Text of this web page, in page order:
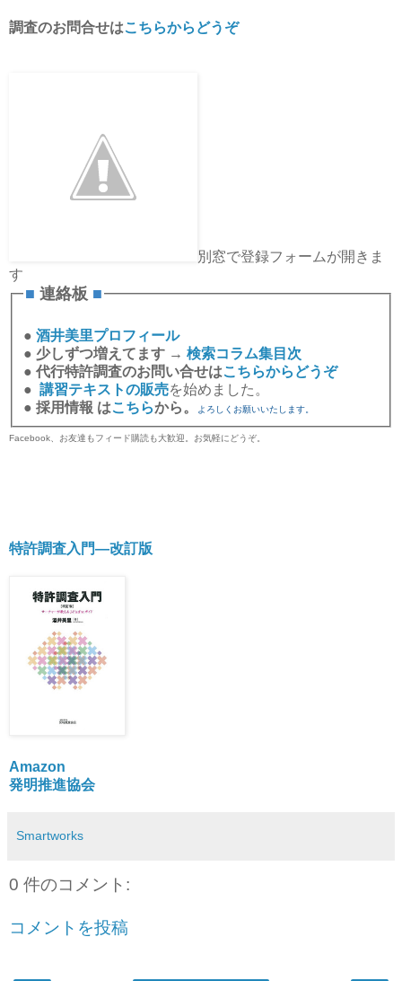
調査のお問合せはこちらからどうぞ
別窓で登録フォームが開きま
す
■ 連絡板 ■
● 酒井美里プロフィール
● 少しずつ増えてます → 検索コラム集目次
● 代行特許調査のお問い合せはこちらからどうぞ
● 講習テキストの販売を始めました。
● 採用情報 はこちらから。 よろしくお願いいたします。
Facebook、お友達もフィード購読も大歓迎。お気軽にどうぞ。
特許調査入門―改訂版
Amazon
発明推進協会
Smartworks
0 件のコメント:
コメントを投稿